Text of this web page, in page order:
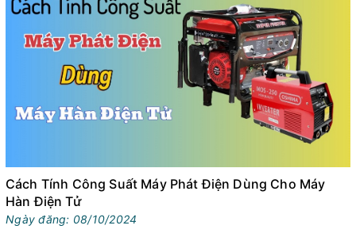
Cách Tính Công Suất Máy Phát Điện Dùng Cho Máy
Hàn Điện Tử
Ngày đăng: 08/10/2024